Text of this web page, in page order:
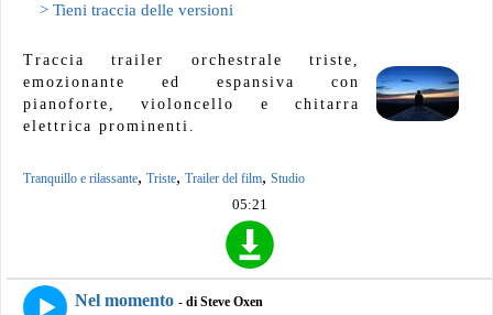
> Tieni traccia delle versioni
Traccia trailer orchestrale triste,
emozionante ed espansiva con
pianoforte, violoncello e chitarra
elettrica prominenti.
Tranquillo e rilassante, Triste, Trailer del film, Studio
05:21
Nel momento - di Steve Oxen